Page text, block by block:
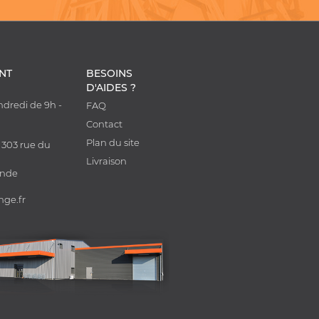
BESOINS
D'AIDES ?
FAQ
Contact
Plan du site
Livraison
de 9h -
rue du